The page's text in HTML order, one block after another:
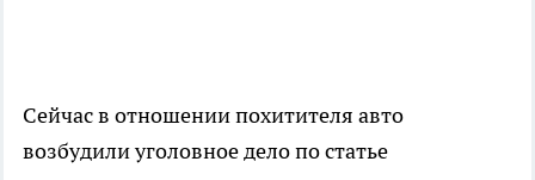
Сейчас в отношении похитителя авто
возбудили уголовное дело по статье